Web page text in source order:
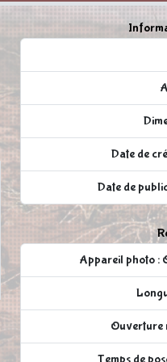
Date de
Date de
Appareil photo :
Ouverture
Temps de